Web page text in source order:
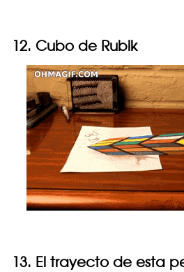
12. Cubo de Rubik
13. El trayecto de esta